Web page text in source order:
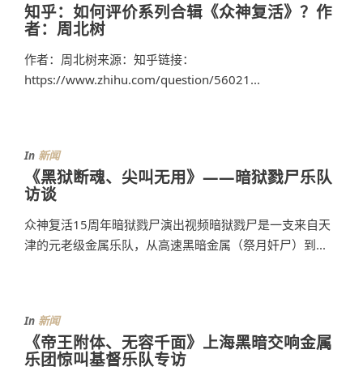
知乎：如何评价系列合辑《众神复活》？作
者：周北树
作者：周北树来源：知乎链接：
https://www.zhihu.com/question/56021...
In 新闻
《黑狱断魂、尖叫无用》——暗狱戮尸乐队
访谈
众神复活15周年暗狱戮尸演出视频暗狱戮尸是一支来自天
津的元老级金属乐队，从高速黑暗金属（祭月奸尸）到...
In 新闻
《帝王附体、无容千面》上海黑暗交响金属
乐团惊叫基督乐队专访